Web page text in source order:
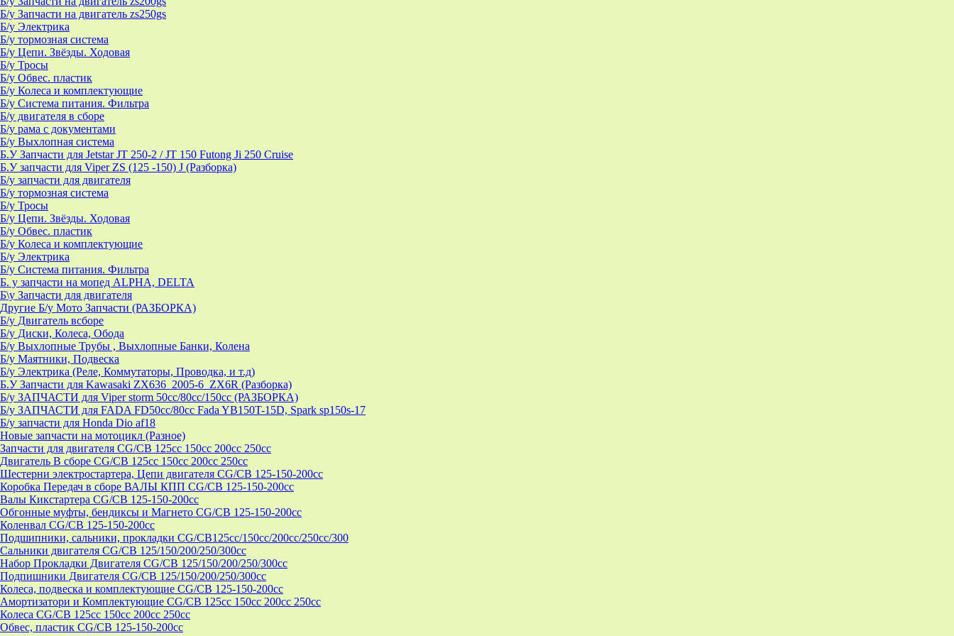
Б/у Запчасти на двигатель zs250gs
Б/у Электрика
Б/у тормозная система
Б/у Цепи. Звёзды. Ходовая
Б/у Тросы
Б/у Обвес. пластик
Б/у Колеса и комплектующие
Б/у Система питания. Фильтра
Б/у двигателя в сборе
Б/у рама с документами
Б/у Выхлопная система
Б.У Запчасти для Jetstar JT 250-2 / JT 150 Futong Ji 250 Cruise
Б.У запчасти для Viper ZS (125 -150) J (Разборка)
Б/у запчасти для двигателя
Б/у тормозная система
Б/у Тросы
Б/у Цепи. Звёзды. Ходовая
Б/у Обвес. пластик
Б/у Колеса и комплектующие
Б/у Электрика
Б/у Система питания. Фильтра
Б. у запчасти на мопед ALPHA, DELTA
Б\у Запчасти для двигателя
Другие Б/у Мото Запчасти (РАЗБОРКА)
Б/у Двигатель всборе
Б/у Диски, Колеса, Обода
Б/у Выхлопные Трубы , Выхлопные Банки, Колена
Б/у Маятники, Подвеска
Б/у Электрика (Реле, Коммутаторы, Проводка, и т.д)
Б.У Запчасти для Kawasaki ZX636_2005-6_ZX6R (Разборка)
Б/у ЗАПЧАСТИ для Viper storm 50cc/80cc/150cc (РАЗБОРКА)
Б/у ЗАПЧАСТИ для FADA FD50cc/80cc Fada YB150T-15D, Spark sp150s-17
Б/у запчасти для Honda Dio af18
Новые запчасти на мотоцикл (Разное)
Запчасти для двигателя CG/CB 125cc 150cc 200cc 250cc
Двигатель В сборе CG/CB 125cc 150cc 200cc 250cc
Шестерни электростартера, Цепи двигателя CG/CB 125-150-200cc
Коробка Передач в сборе ВАЛЫ КПП CG/CB 125-150-200cc
Валы Кикстартера CG/CB 125-150-200cc
Обгонные муфты, бендиксы и Магнето CG/CB 125-150-200cc
Коленвал CG/CB 125-150-200cc
Подшипники, сальники, прокладки CG/CB125сс/150cc/200cc/250cc/300
Сальники двигателя CG/CB 125/150/200/250/300cc
Набор Прокладки Двигателя CG/CB 125/150/200/250/300cc
Подпишники Двигателя CG/CB 125/150/200/250/300cc
Колеса, подвеска и комплектующие CG/CB 125-150-200cc
Амортизатори и Комплектующие CG/CB 125cc 150cc 200cc 250cc
Колеса CG/CB 125cc 150cc 200cc 250cc
Обвес, пластик CG/CB 125-150-200cc